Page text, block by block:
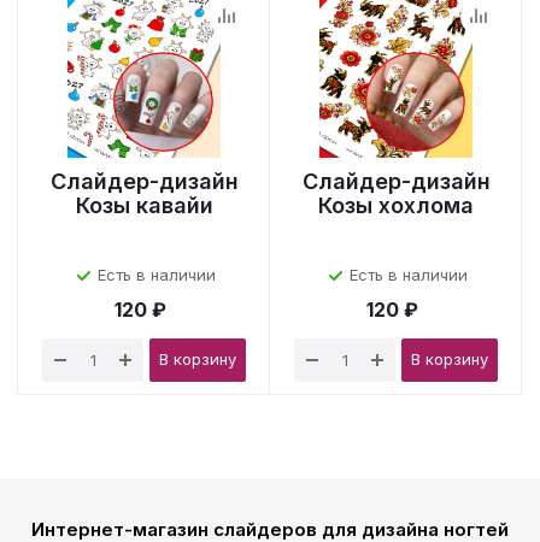
Слайдер-дизайн
Козы кавайи
Есть в наличии
120 ₽
В корзину
Слайдер-дизайн
Козы хохлома
Есть в наличии
120 ₽
В корзину
Интернет-магазин слайдеров для дизайна ногтей